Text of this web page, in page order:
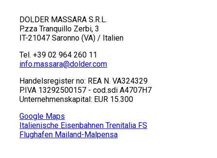
DOLDER MASSARA S.R.L.
P.zza Tranquillo Zerbi, 3
IT-21047 Saronno (VA) / Italien
Tel. +39 02 964 260 11
info.massara@dolder.com
Handelsregister no: REA N. VA324329
P.IVA 13292500157 - cod.sdi A4707H7
Unternehmenskapital: EUR 15.300
Google Maps
Italienische Eisenbahnen Trenitalia FS
Flughafen Mailand-Malpensa